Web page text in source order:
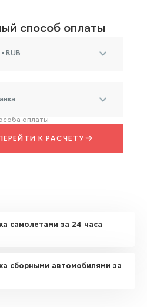
способ оплаты
RUB
оплаты
К РАСЧЕТУ
самолетами за 24 часа
сборными автомобилями за